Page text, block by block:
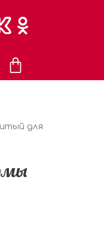
для